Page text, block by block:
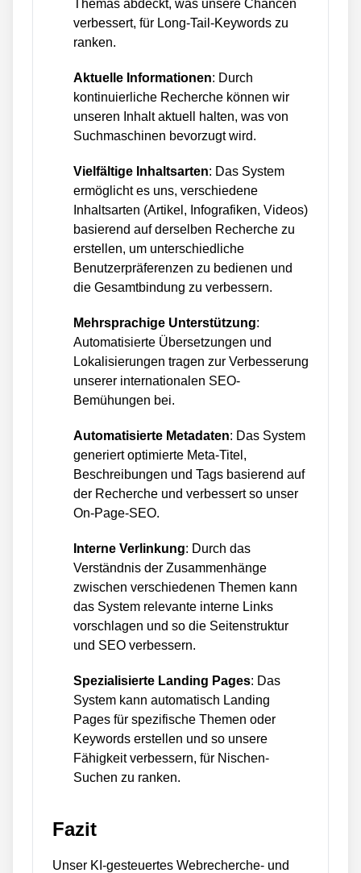
Themas abdeckt, was unsere Chancen
verbessert, für Long-Tail-Keywords zu
ranken.
Aktuelle Informationen: Durch
kontinuierliche Recherche können wir
unseren Inhalt aktuell halten, was von
Suchmaschinen bevorzugt wird.
Vielfältige Inhaltsarten: Das System
ermöglicht es uns, verschiedene
Inhaltsarten (Artikel, Infografiken, Videos)
basierend auf derselben Recherche zu
erstellen, um unterschiedliche
Benutzerpräferenzen zu bedienen und
die Gesamtbindung zu verbessern.
Mehrsprachige Unterstützung:
Automatisierte Übersetzungen und
Lokalisierungen tragen zur Verbesserung
unserer internationalen SEO-
Bemühungen bei.
Automatisierte Metadaten: Das System
generiert optimierte Meta-Titel,
Beschreibungen und Tags basierend auf
der Recherche und verbessert so unser
On-Page-SEO.
Interne Verlinkung: Durch das
Verständnis der Zusammenhänge
zwischen verschiedenen Themen kann
das System relevante interne Links
vorschlagen und so die Seitenstruktur
und SEO verbessern.
Spezialisierte Landing Pages: Das
System kann automatisch Landing
Pages für spezifische Themen oder
Keywords erstellen und so unsere
Fähigkeit verbessern, für Nischen-
Suchen zu ranken.
Fazit
Unser KI-gesteuertes Webrecherche- und